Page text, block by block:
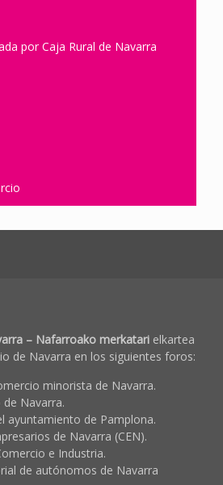
por Caja Rural de Navarra
– Nafarroako merkatarielkartea
de Navarra en los siguientes foros:
minorista de Navarra.
Navarra.
ayuntamiento de Pamplona.
de Navarra (CEN).
e Industria.
de autónomos de Navarra